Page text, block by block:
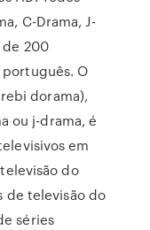
C-Drama, J-
de 200
O
dorama),
ou j-drama, é
em
do
de televisão do
séries